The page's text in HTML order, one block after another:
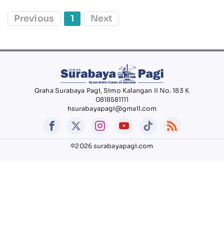
Previous 1 Next
Graha Surabaya Pagi, Simo Kalangan II No. 183 K
0818581111
hsurabayapagi@gmail.com
©2026 surabayapagi.com